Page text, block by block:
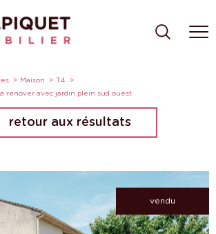
Maison
T4
renover avec jardin plein sud ouest
retour aux résultats
vendu